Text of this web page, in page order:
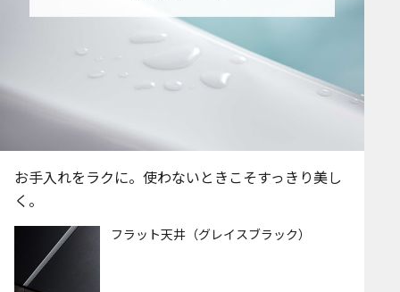
お手入れをラクに。使わないときこそすっきり美し
く。
フラット天井（グレイスブラック）